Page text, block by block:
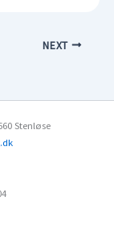
NEXT
Stenløse